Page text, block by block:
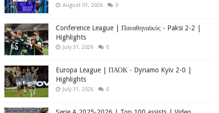
August 01, 2026 0
Conference League | Παναθηναϊκός - Paksi 2-2 |
Highlights
July 31, 2026 0
Europa League | ΠΑΟΚ - Dynamo Kyiv 2-0 |
Highlights
July 31, 2026 0